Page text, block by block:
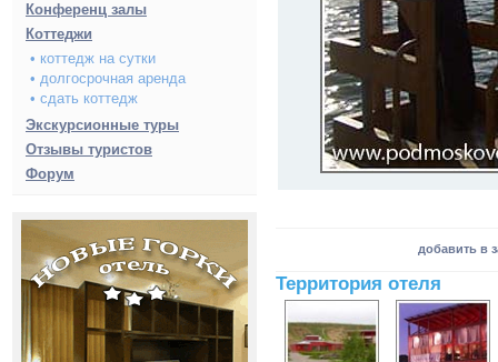
Конференц залы
Коттеджи
• коттедж на сутки
• долгосрочная аренда
• сдать коттедж
Экскурсионные туры
Отзывы туристов
Форум
добавить в
Территория отеля